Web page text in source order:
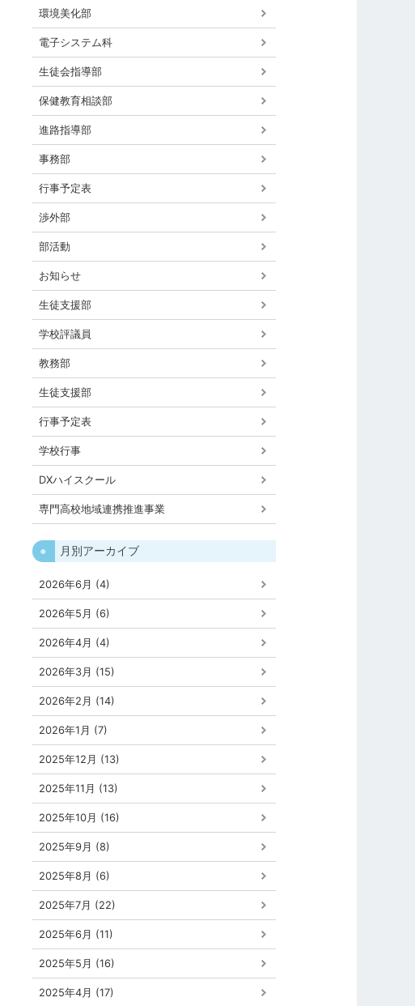
環境美化部
電子システム科
生徒会指導部
保健教育相談部
進路指導部
事務部
行事予定表
渉外部
部活動
お知らせ
生徒支援部
学校評議員
教務部
生徒支援部
行事予定表
学校行事
DXハイスクール
専門高校地域連携推進事業
月別アーカイブ
2026年6月 (4)
2026年5月 (6)
2026年4月 (4)
2026年3月 (15)
2026年2月 (14)
2026年1月 (7)
2025年12月 (13)
2025年11月 (13)
2025年10月 (16)
2025年9月 (8)
2025年8月 (6)
2025年7月 (22)
2025年6月 (11)
2025年5月 (16)
2025年4月 (17)